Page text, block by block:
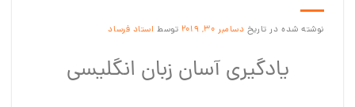
نوشته شده در تاریخ دسامبر 30, 2019 توسط استاد فرساد
یادگیری آسان زبان انگلیسی